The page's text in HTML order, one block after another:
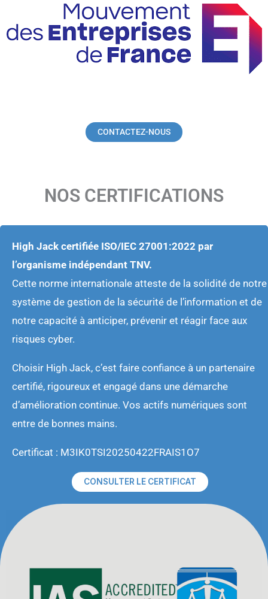
CONTACTEZ-NOUS
NOS CERTIFICATIONS
High Jack certifiée ISO/IEC 27001:2022 par
l’organisme indépendant TNV.
Cette norme internationale atteste de la solidité de notre
système de gestion de la sécurité de l’information et de
notre capacité à anticiper, prévenir et réagir face aux
risques cyber.
Choisir High Jack, c’est faire confiance à un partenaire
certifié, rigoureux et engagé dans une démarche
d’amélioration continue. Vos actifs numériques sont
entre de bonnes mains.
Certificat : M3IK0TSI20250422FRAIS1O7
CONSULTER LE CERTIFICAT